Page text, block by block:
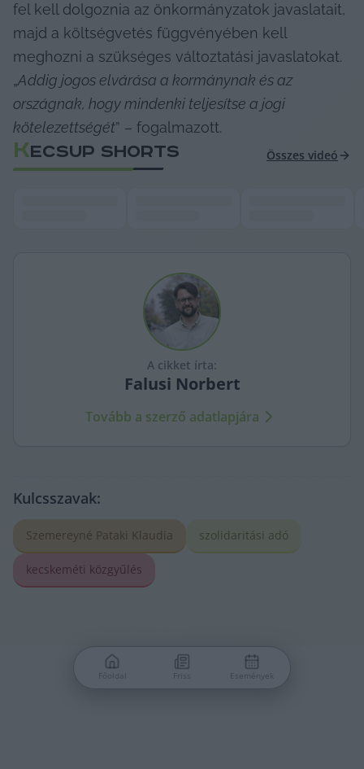
fel kell dolgoznia az önkormányzatok javaslatait,
majd a költségvetés függvényében kell
meghozni a szükséges változtatási javaslatokat.
„Addig jogos elvárása a kormánynak és az
országnak, hogy mindenki teljesítse a jogi
kötelezettségét” – fogalmazott.
KECSUP SHORTS Összes videó
A cikket írta:
Falusi Norbert
Tovább a szerző adatlapjára
Kulcsszavak:
Szemereyné Pataki Klaudia szolidaritási adó
kecskeméti közgyűlés
Főoldal Friss Események